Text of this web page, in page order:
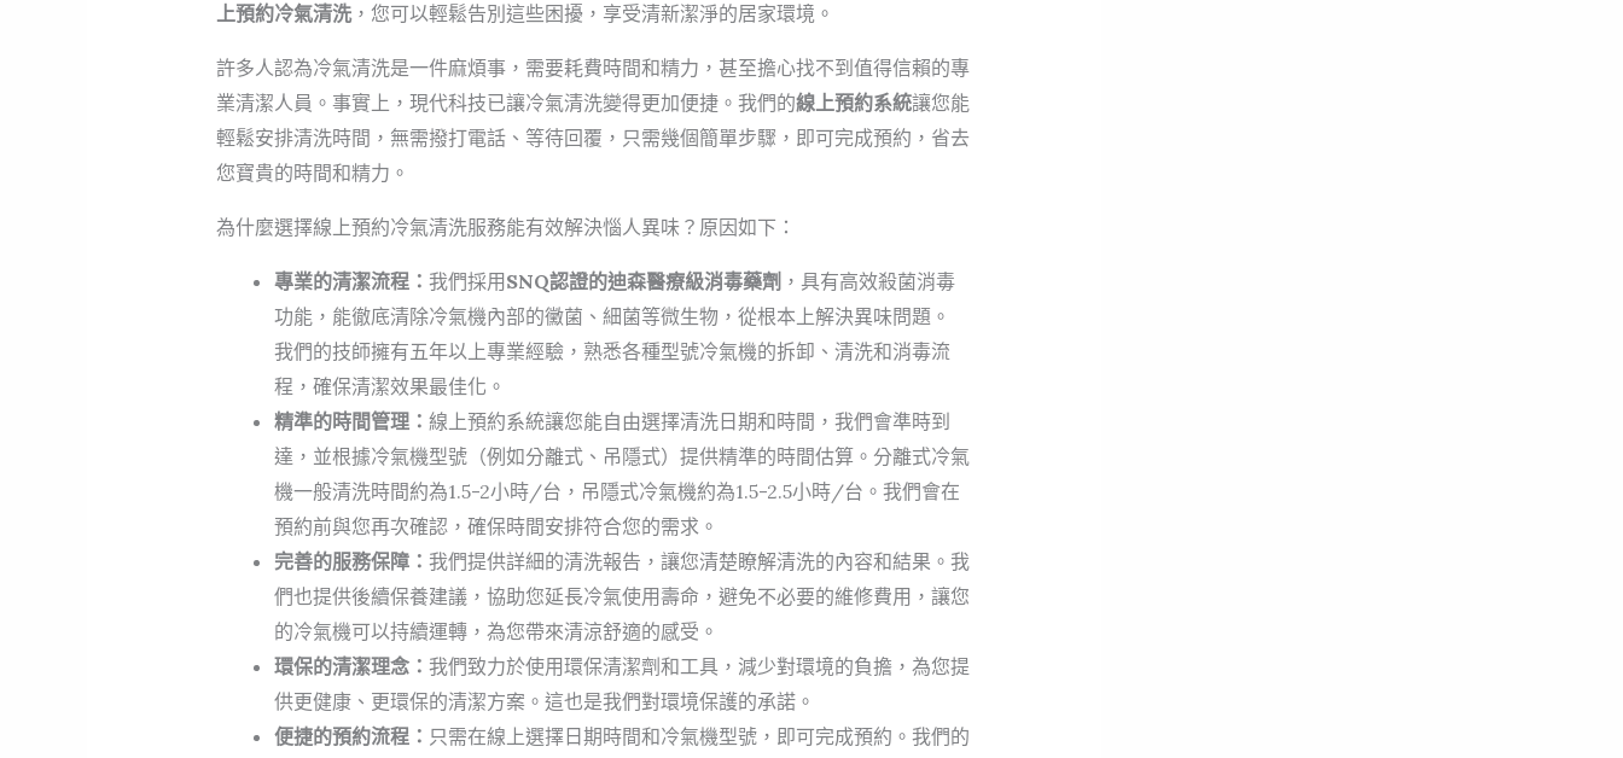
上預約冷氣清洗，您可以輕鬆告別這些困擾，享受清新潔淨的居家環境。
許多人認為冷氣清洗是一件麻煩事，需要耗費時間和精力，甚至擔心找不到值得信賴的專
業清潔人員。事實上，現代科技已讓冷氣清洗變得更加便捷。我們的線上預約系統讓您能
輕鬆安排清洗時間，無需撥打電話、等待回覆，只需幾個簡單步驟，即可完成預約，省去
您寶貴的時間和精力。
為什麼選擇線上預約冷氣清洗服務能有效解決惱人異味？原因如下：
專業的清潔流程： 我們採用 SNQ認證的迪森醫療級消毒藥劑 ，具有高效殺菌消毒
功能，能徹底清除冷氣機內部的黴菌、細菌等微生物，從根本上解決異味問題。
我們的技師擁有五年以上專業經驗，熟悉各種型號冷氣機的拆卸、清洗和消毒流
程，確保清潔效果最佳化。
精準的時間管理： 線上預約系統讓您能自由選擇清洗日期和時間，我們會準時到
達，並根據冷氣機型號（例如分離式、吊隱式）提供精準的時間估算。分離式冷氣
機一般清洗時間約為1.5-2小時/台，吊隱式冷氣機約為1.5-2.5小時/台。我們會在
預約前與您再次確認，確保時間安排符合您的需求。
完善的服務保障： 我們提供詳細的清洗報告，讓您清楚瞭解清洗的內容和結果。我
們也提供後續保養建議，協助您延長冷氣使用壽命，避免不必要的維修費用，讓您
的冷氣機可以持續運轉，為您帶來清涼舒適的感受。
環保的清潔理念： 我們致力於使用環保清潔劑和工具，減少對環境的負擔，為您提
供更健康、更環保的清潔方案。這也是我們對環境保護的承諾。
便捷的預約流程： 只需在線上選擇日期時間和冷氣機型號，即可完成預約。我們的